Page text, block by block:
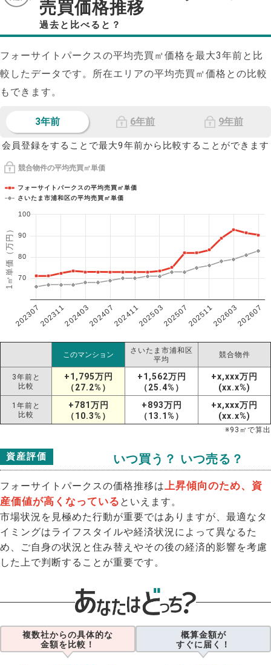
売買価格推移
過去と比べると？
フォーサイトパークスの平均売買㎡価格を最大3年前と比
較したデータです。所在エリアの平均売買㎡価格との比較
もできます。
3年前 6年前 9年前
会員登録をすることで最大9年前から比較することができます
競合物件の平均売買㎡単価
1㎡単価（万円）
フォーサイトパークスの平均売買㎡単価
さいたま市浦和区の平均売買㎡単価
202307202311202403202407202411202503202507202511202603202607
70
80
90
100
このマンション
さいたま市浦和区
平均
競合物件
3年前と
比較
+1,795万円
（27.2%）
+1,562万円
（25.4%）
+x,xxx万円
(xx.x%)
1年前と
比較
+781万円
（10.3%）
+893万円
（13.1%）
+x,xxx万円
(xx.x%)
※93 ㎡で算出
資産評価 いつ買う？ いつ売る？
フォーサイトパークスの価格推移は上昇傾向のため、資
産価値が高くなっている といえます。
市場状況を見極めた行動が重要ではありますが、最適なタ
イミングはライフスタイルや経済状況によって異なるた
め、ご自身の状況と住み替えやその後の経済的影響を考慮
した上で判断することが重要です。
複数社からの具体的な
金額を比較！
概算金額が
すぐに届く！